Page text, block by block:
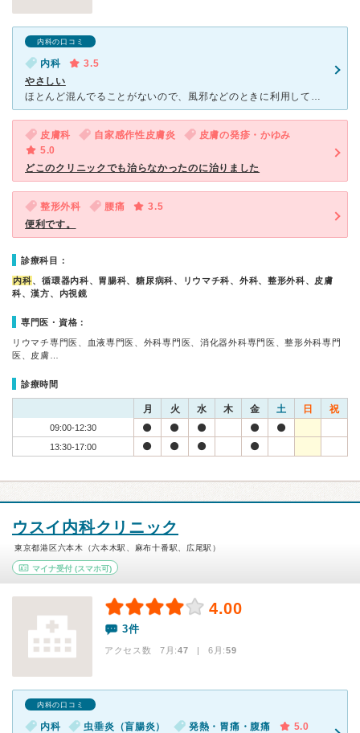
内科の口コミ
内科
3.5
やさしい
ほとんど混んでることがないので、風邪などのときに利用しています。 内科の先生がいないときもあるので、重い症状の時はあまり頼りにならないかもしれません。 院内はキレイで清潔感があります。 先生は優
皮膚科 自家感作性皮膚炎
皮膚の発疹・かゆみ
5.0
どこのクリニックでも治らなかったのに治りました
整形外科 腰痛
3.5
便利です。
診療科目：
内科、循環器内科、胃腸科、糖尿病科、リウマチ科、外科、整形外科、皮膚
科、漢方、内視鏡
専門医・資格：
リウマチ専門医、血液専門医、外科専門医、消化器外科専門医、整形外科専門
医、皮膚…
診療時間
月 火 水 木 金 土 日 祝
09:00-12:30
13:30-17:00
ウスイ内科クリニック
東京都港区六本木（六本木駅、麻布十番駅、広尾駅）
マイナ受付 (スマホ可)
4.00
3件
アクセス数 7月:47 | 6月:59
内科の口コミ
内科 虫垂炎（盲腸炎） 発熱・胃痛・腹痛
5.0